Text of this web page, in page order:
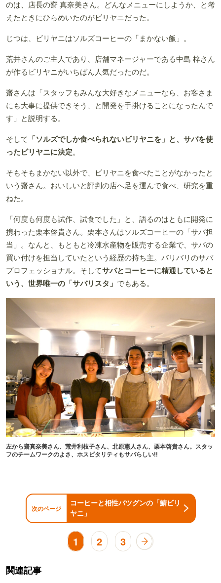
のは、店長の齋 真奈美さん。どんなメニューにしようか、と考
えたときにひらめいたのがビリヤニだった。
じつは、ビリヤニはソルズコーヒーの「まかない飯」。
荒井さんのご主人であり、店舗マネージャーである中島 梓さん
が作るビリヤニがいちばん人気だったのだ。
齋さんは「スタッフもみんな大好きなメニューなら、お客さま
にも大事に提供できそう、と開発を手掛けることになったんで
す」と説明する。
そして
「ソルズでしか食べられないビリヤニを」と、サバを使
ったビリヤニに決定。
そもそもまかない以外で、ビリヤニを食べたことがなかったと
いう齋さん。おいしいと評判の店へ足を運んで食べ、研究を重
ねた。
「何度も何度も試作、試食でした」と、語るのはともに開発に
携わった栗本啓貴さん。栗本さんはソルズコーヒーの「サバ担
当」。なんと、もともと冷凍水産物を販売する企業で、サバの
買い付けを担当していたという経歴の持ち主。バリバリのサバ
プロフェッショナル。そしてサバとコーヒーに精通していると
いう、世界唯一の「サバリスタ」 でもある。
左から齋真奈美さん、荒井利枝子さん、北原憲人さん、栗本啓貴さん。スタッ
フのチームワークのよさ、ホスピタリティもサバらしい!!
次のページ
コーヒーと相性バツグンの「鯖ビリ
ヤニ」
1 2 3
関連記事